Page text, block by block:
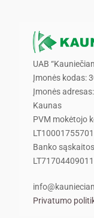
UAB
Įmonės kodas:
Įmonės
Kaunas
PVM mokėtojo
Banko
Privatumo